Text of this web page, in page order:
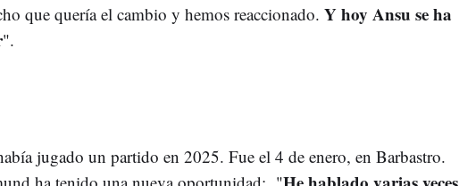
que quería el cambio y hemos reaccionado. Y hoy Ansu se ha
".
jugado un partido en 2025. Fue el 4 de enero, en Barbastro.